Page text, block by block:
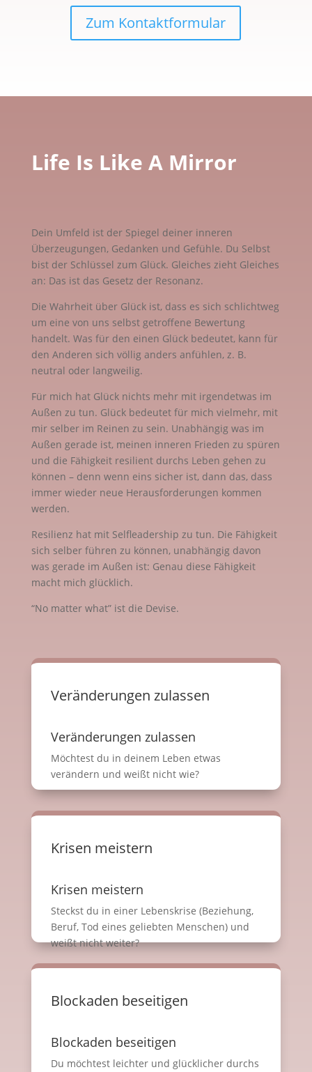
Zum Kontaktformular
Life Is Like A Mirror
Dein Umfeld ist der Spiegel deiner inneren
Überzeugungen, Gedanken und Gefühle. Du Selbst
bist der Schlüssel zum Glück. Gleiches zieht Gleiches
an: Das ist das Gesetz der Resonanz.
Die Wahrheit über Glück ist, dass es sich schlichtweg
um eine von uns selbst getroffene Bewertung
handelt. Was für den einen Glück bedeutet, kann für
den Anderen sich völlig anders anfühlen, z. B.
neutral oder langweilig.
Für mich hat Glück nichts mehr mit irgendetwas im
Außen zu tun. Glück bedeutet für mich vielmehr, mit
mir selber im Reinen zu sein. Unabhängig was im
Außen gerade ist, meinen inneren Frieden zu spüren
und die Fähigkeit resilient durchs Leben gehen zu
können – denn wenn eins sicher ist, dann das, dass
immer wieder neue Herausforderungen kommen
werden.
Resilienz hat mit Selfleadership zu tun. Die Fähigkeit
sich selber führen zu können, unabhängig davon
was gerade im Außen ist: Genau diese Fähigkeit
macht mich glücklich.
“No matter what” ist die Devise.
Veränderungen zulassen
Veränderungen zulassen
Möchtest du in deinem Leben etwas
verändern und weißt nicht wie?
Krisen meistern
Krisen meistern
Steckst du in einer Lebenskrise (Beziehung,
Beruf, Tod eines geliebten Menschen) und
weißt nicht weiter?
Blockaden beseitigen
Blockaden beseitigen
Du möchtest leichter und glücklicher durchs